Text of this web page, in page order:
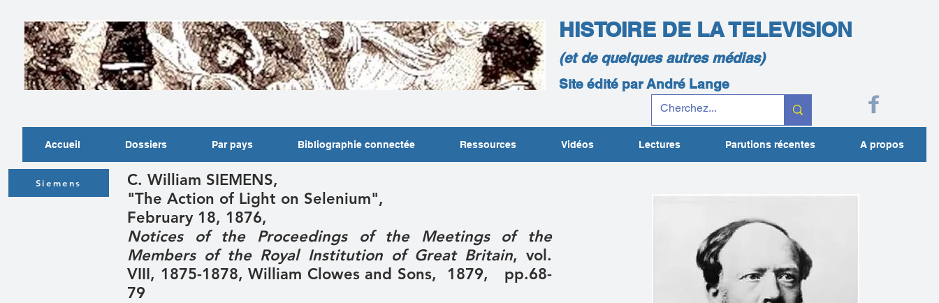
HISTOIRE DE LA TELEVISION
(et de quelques autres médias)
Site édité par André Lange
Accueil Dossiers Par pays Bibliographie connectée Ressources Vidéos Lectures Parutions récentes A propos
Siemens
C. William SIEMENS,
"The Action of Light on Selenium",
February 18, 1876,
Notices of the Proceedings of the Meetings of the
Members of the Royal Institution of Great Britain, vol.
VIII, 1875-1878, William Clowes and Sons, 1879, pp.68-
79